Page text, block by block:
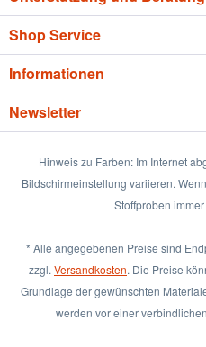
Shop Service
Informationen
Newsletter
Hinweis zu Farben: Im Internet
Bildschirmeinstellung variieren.
Stoffproben
* Alle angegebenen Preise sind
zzgl. Versandkosten. Die Preise
Grundlage der gewünschten
werden vor einer